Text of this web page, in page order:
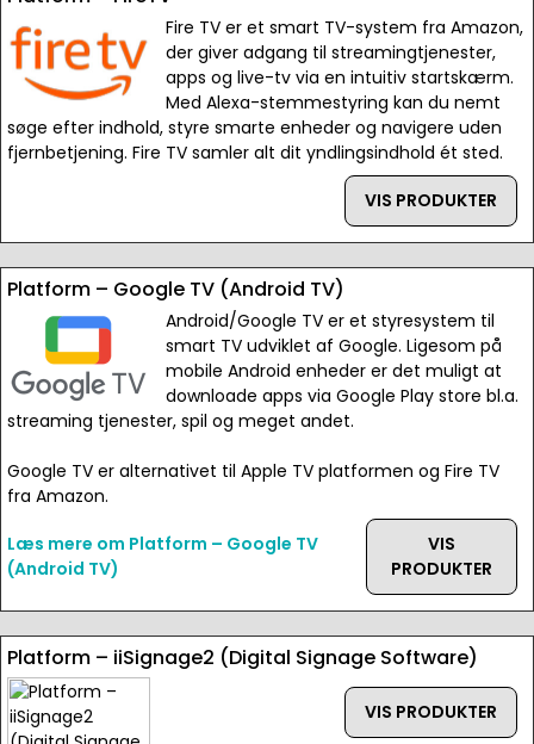
Fire TV er et smart TV-system fra Amazon,
der giver adgang til streamingtjenester,
apps og live-tv via en intuitiv startskærm.
Med Alexa-stemmestyring kan du nemt
søge efter indhold, styre smarte enheder og navigere uden
fjernbetjening. Fire TV samler alt dit yndlingsindhold ét sted.
VIS PRODUKTER
Platform – Google TV (Android TV)
Android/Google TV er et styresystem til
smart TV udviklet af Google. Ligesom på
mobile Android enheder er det muligt at
downloade apps via Google Play store bl.a.
streaming tjenester, spil og meget andet.
Google TV er alternativet til Apple TV platformen og Fire TV
fra Amazon.
Læs mere om Platform – Google TV
(Android TV)
VIS
PRODUKTER
Platform – iiSignage2 (Digital Signage Software)
VIS PRODUKTER